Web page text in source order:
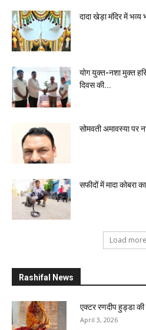
दादा खेड़ा मंदिर में
योग युक्त-नशा मुक्त
दिवस की...
सोमवती अमावस्या पर
सफीदों में मादा
Load more
Rashifal News
एक्टर रणदीप हुड्डा की
April 3, 2026